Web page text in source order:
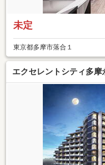
未定
東京都多摩市落合１
エクセレントシティ多